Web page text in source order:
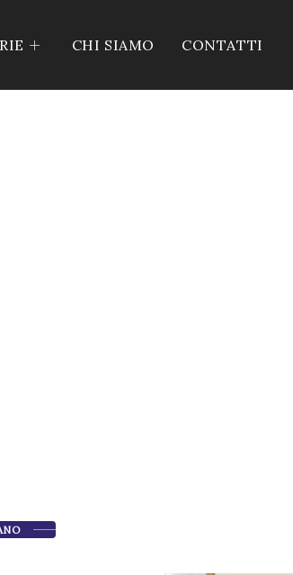
CHI SIAMO CONTATTI